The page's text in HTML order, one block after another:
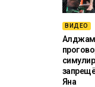
ВИДЕО
Яна